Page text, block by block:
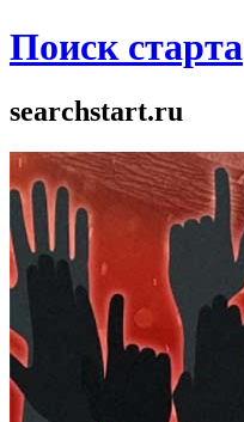
Поиск старта
searchstart.ru